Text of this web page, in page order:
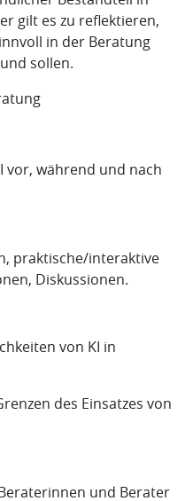
gilt es zu reflektieren,
in der Beratung
sollen.
vor, während und nach
praktische/interaktive
Diskussionen.
von KI in
des Einsatzes von
und Berater